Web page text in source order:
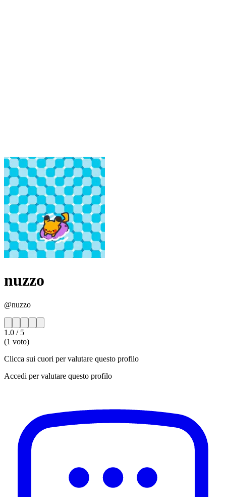
nuzzo
@nuzzo
1.0 / 5
(1 voto)
Clicca sui cuori per valutare questo profilo
Accedi per valutare questo profilo